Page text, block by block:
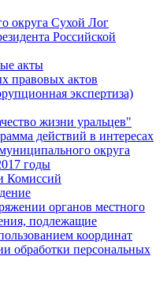
округа Сухой Лог
Российской
акты
правовых актов
экспертиза)
жизни уральцев"
действий в интересах
округа
годы
Комиссий
органов местного
подлежащие
координат
обработки персональных